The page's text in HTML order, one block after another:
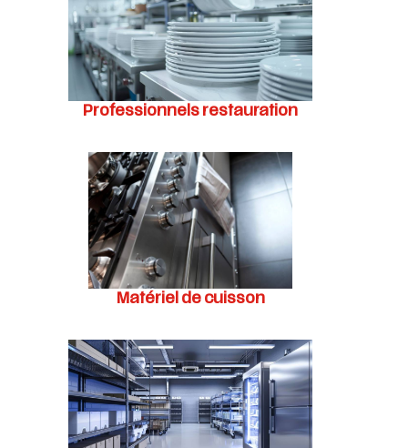
Professionnels restauration
Matériel de cuisson